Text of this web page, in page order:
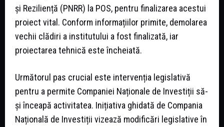
și Reziliență (PNRR) la POS, pentru finalizarea acestui
proiect vital. Conform informațiilor primite, demolarea
vechii clădiri a institutului a fost finalizată, iar
proiectarea tehnică este încheiată.
Următorul pas crucial este intervenția legislativă
pentru a permite Companiei Naționale de Investiții să-
și înceapă activitatea. Inițiativa ghidată de Compania
Națională de Investiții vizează modificări legislative în